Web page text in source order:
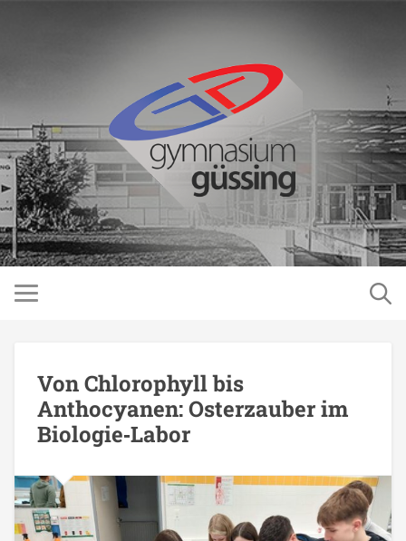
Von Chlorophyll bis
Anthocyanen: Osterzauber im
Biologie‑Labor